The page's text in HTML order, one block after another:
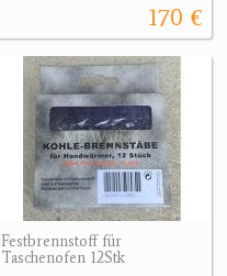
170 €
Festbrennstoff für
Taschenofen 12Stk